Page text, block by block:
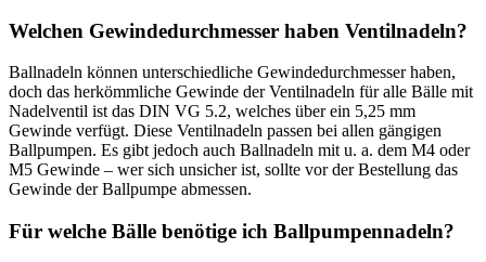
Welchen Gewindedurchmesser haben Ventilnadeln?
Ballnadeln können unterschiedliche Gewindedurchmesser haben,
doch das herkömmliche Gewinde der Ventilnadeln für alle Bälle mit
Nadelventil ist das DIN VG 5.2, welches über ein 5,25 mm
Gewinde verfügt. Diese Ventilnadeln passen bei allen gängigen
Ballpumpen. Es gibt jedoch auch Ballnadeln mit u. a. dem M4 oder
M5 Gewinde – wer sich unsicher ist, sollte vor der Bestellung das
Gewinde der Ballpumpe abmessen.
Für welche Bälle benötige ich Ballpumpennadeln?